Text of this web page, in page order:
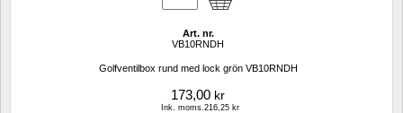
Art. nr.
VB10RNDH
Golfventilbox rund med lock grön VB10RNDH
173,00 kr
Ink. moms.216,25 kr